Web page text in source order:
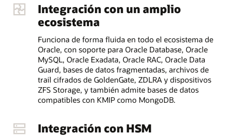
Integración con un amplio
ecosistema
Funciona de forma fluida en todo el ecosistema de
Oracle, con soporte para Oracle Database, Oracle
MySQL, Oracle Exadata, Oracle RAC, Oracle Data
Guard, bases de datos fragmentadas, archivos de
trail cifrados de GoldenGate, ZDLRA y dispositivos
ZFS Storage, y también admite bases de datos
compatibles con KMIP como MongoDB.
Integración con HSM